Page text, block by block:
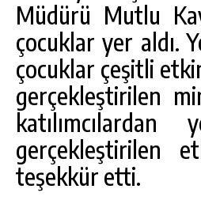
Müdürü Mutlu
çocuklar yer aldı.
çocuklar çeşitli
gerçekleştirilen
gerçekleştirilen
teşekkür etti.